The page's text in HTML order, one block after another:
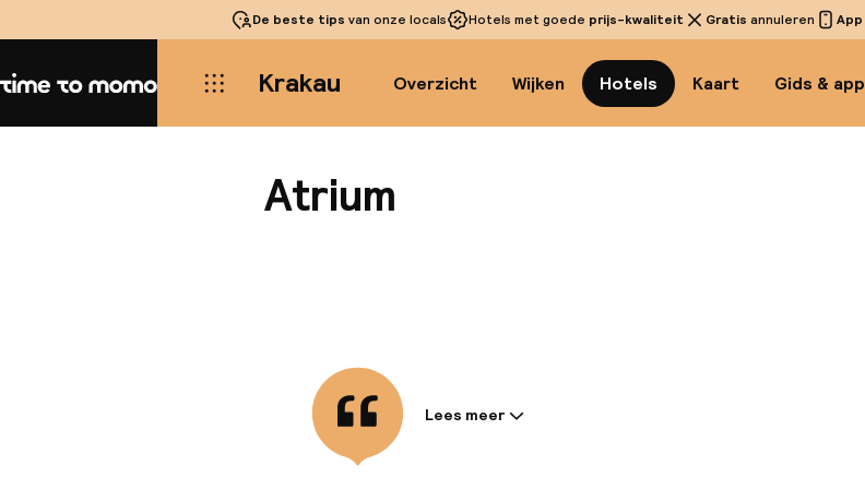
De beste tips van onze locals Hotels met goede prijs-kwaliteit Gratis annuleren App
Home Krakau Overzicht Wijken Hotels Kaart Gids & app
Atrium
Informatie gedeeld door de accommodatie:
Lees meer